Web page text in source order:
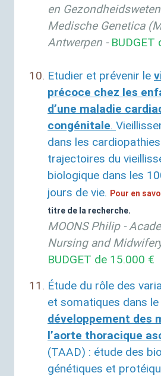
en
Medische Genetica (
Antwerpen - BUDGET
Etudier et prévenir le
précoce chez les
d’une maladie
congénitale.
dans les
trajectoires du
biologique dans les
jours de vie. Pour en
titre de la recherche.
MOONSPhilip -
Nursing and
BUDGET de 15.000 €
Étude du rôle des
et somatiques dans le
développement des
l’aorte thoracique
(TAAD) : étude des
génétiques et